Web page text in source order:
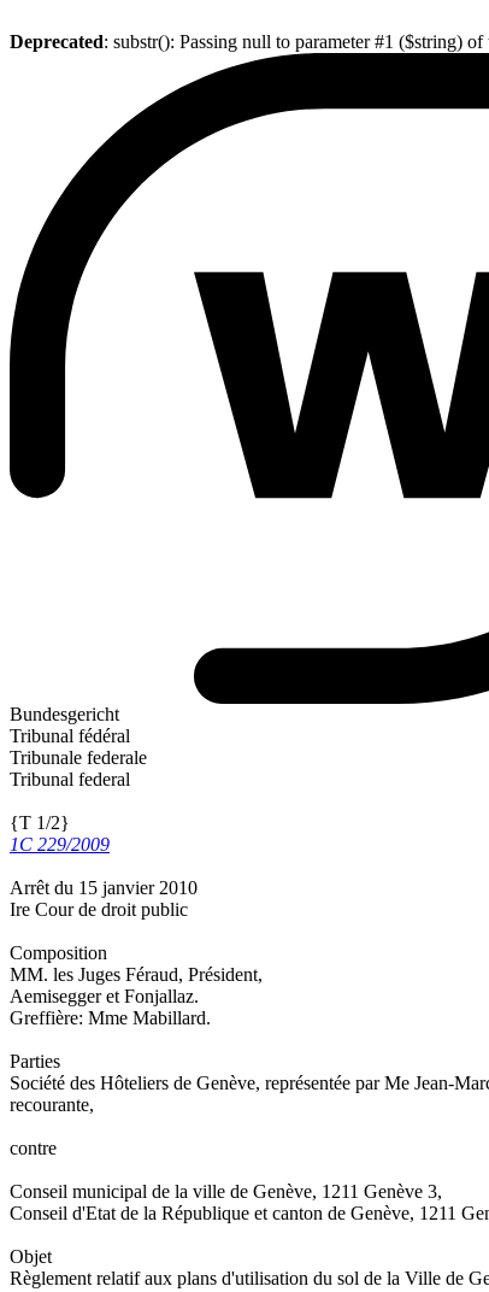
Deprecated: substr(): Passing null to parameter #1 ($string)
Bundesgericht
Tribunal fédéral
Tribunale federale
Tribunal federal
{T 1/2}
1C 229/2009
Arrêt du 15 janvier 2010
Ire Cour de droit public
Composition
MM. les Juges Féraud, Président,
Aemisegger et Fonjallaz.
Greffière: Mme Mabillard.
Parties
Société des Hôteliers de Genève, représentée par Me Jean-
recourante,
contre
Conseil municipal de la ville de Genève, 1211 Genève 3,
Conseil d'Etat de la République et canton de Genève, 1211
Objet
Règlement relatif aux plans d'utilisation du sol de la Ville de